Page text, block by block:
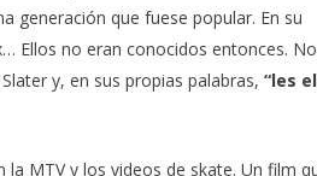
generación que fuese popular. En su
… Ellos no eran conocidos entonces. No
y, en sus propias palabras, “les
la MTVy los videos de skate. Un film